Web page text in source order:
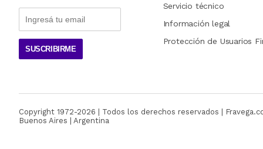
SUSCRIBIRME
Servicio técnico
Información legal
Protección de Usuarios
Copyright 1972-2026 | Todos los derechos reservados |
Buenos Aires | Argentina